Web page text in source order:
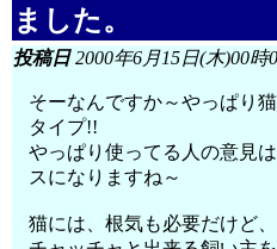
ました。
投稿日2000年6月15日(木)00時
そーなんですか～やっぱり
タイプ!!
やっぱり使ってる人の意見
スになりますね～
猫には、根気も必要だけど